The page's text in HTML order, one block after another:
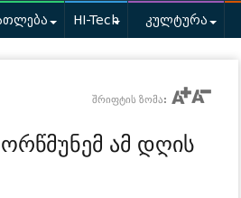
HI-Tech კულტურა
შრიფტის ზომა:
ამ დღის